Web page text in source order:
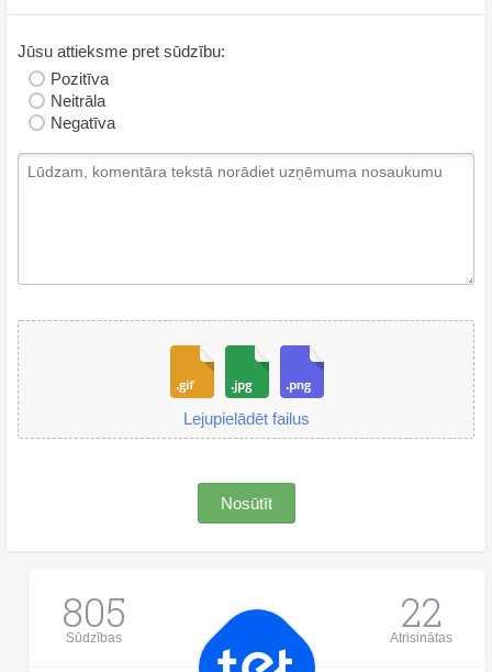
Jūsu attieksme pret sūdzību:
Pozitīva
Neitrāla
Negatīva
Lejupielādēt failus
Nosūtīt
805
Sūdzības 22
Atrisinātas